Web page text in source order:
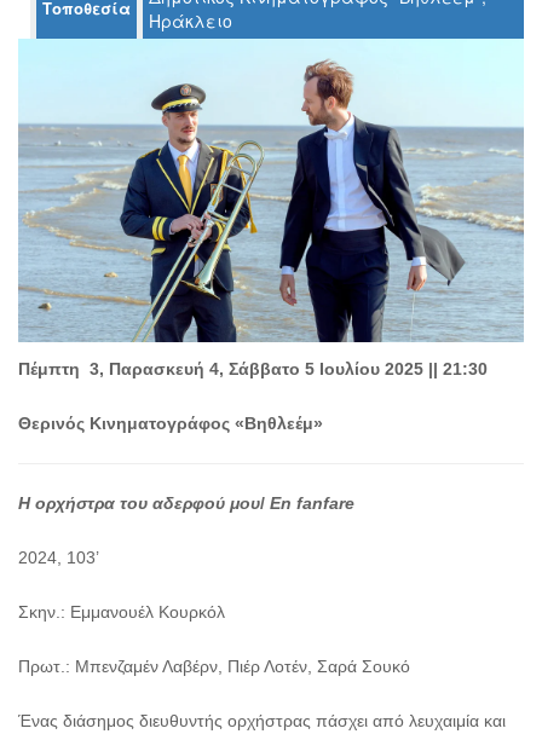
ΤΟΠΟΣ
ΔΗΜΟΣ
ΠΟΛΙΤΙΣΜΟΣ
ΑΝΘΕΚΤΙΚΗ
Τοποθεσία
Ηράκλειο
Πέμπτη 3, Παρασκευή 4, Σάββατο 5 Ιουλίου 2025 || 21:30
Θερινός Κινηματογράφος «Βηθλεέμ»
Η ορχήστρα του αδερφού μου/ En fanfare
2024, 103’
Σκην.: Εμμανουέλ Κουρκόλ
Πρωτ.: Μπενζαμέν Λαβέρν, Πιέρ Λοτέν, Σαρά Σουκό
Ένας διάσημος διευθυντής ορχήστρας πάσχει από λευχαιμία και